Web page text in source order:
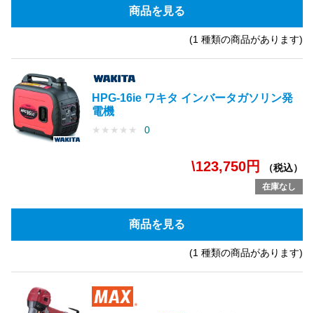
商品を見る
(1 種類の商品があります)
HPG-16ie ワキタ インバータガソリン発
電機
★ ★ ★ ★ ★ 0
\123,750円 （税込）
在庫なし
商品を見る
(1 種類の商品があります)